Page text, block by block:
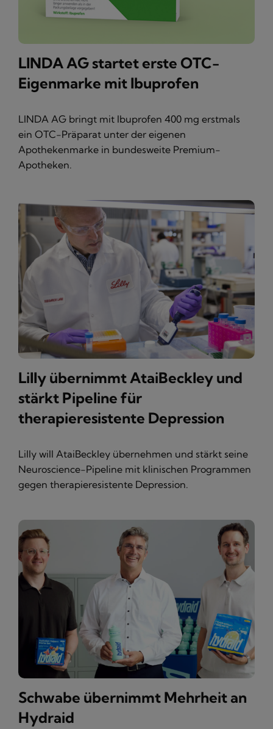
LINDA AG startet erste OTC-
Eigenmarke mit Ibuprofen
LINDA AG bringt mit Ibuprofen 400 mg erstmals
ein OTC-Präparat unter der eigenen
Apothekenmarke in bundesweite Premium-
Apotheken.
Lilly übernimmt AtaiBeckley und
stärkt Pipeline für
therapieresistente Depression
Lilly will AtaiBeckley übernehmen und stärkt seine
Neuroscience-Pipeline mit klinischen Programmen
gegen therapieresistente Depression.
Schwabe übernimmt Mehrheit an
Hydraid